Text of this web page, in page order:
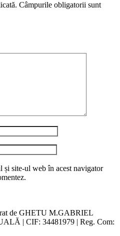
Câmpurile obligatorii sunt
și site-ul web în acest navigator
de GHETU M.GABRIEL
| CIF: 34481979 | Reg. Com: